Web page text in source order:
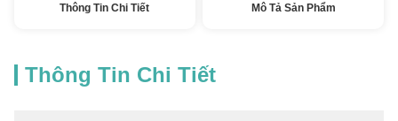
Thông Tin Chi Tiết Mô Tả Sản Phẩm
Thông Tin Chi Tiết